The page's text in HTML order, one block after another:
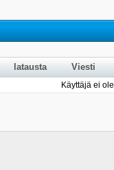
latausta Viesti
Käyttäjä ei